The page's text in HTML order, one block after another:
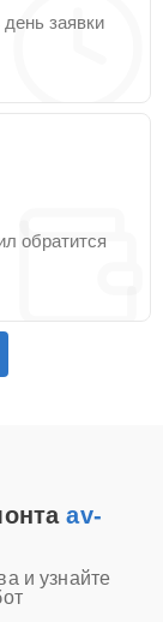
заявки
обратится
av-
и узнайте